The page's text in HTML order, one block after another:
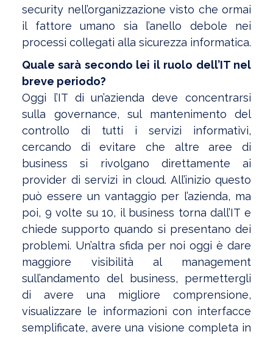
security nell’organizzazione visto che ormai
il fattore umano sia l’anello debole nei
processi collegati alla sicurezza informatica.
Quale sarà secondo lei il ruolo dell’IT nel
breve periodo?
Oggi l’IT di un’azienda deve concentrarsi
sulla governance, sul mantenimento del
controllo di tutti i servizi informativi,
cercando di evitare che altre aree di
business si rivolgano direttamente ai
provider di servizi in cloud. All’inizio questo
può essere un vantaggio per l’azienda, ma
poi, 9 volte su 10, il business torna dall’IT e
chiede supporto quando si presentano dei
problemi. Un’altra sfida per noi oggi è dare
maggiore visibilità al management
sull’andamento del business, permettergli
di avere una migliore comprensione,
visualizzare le informazioni con interfacce
semplificate, avere una visione completa in